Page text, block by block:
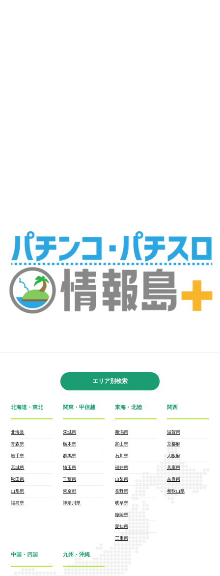
エリア別検索
北海道・東北
北海道
青森県
岩手県
宮城県
秋田県
山形県
福島県
関東・甲信越
茨城県
栃木県
群馬県
埼玉県
千葉県
東京都
神奈川県
東海・北陸
新潟県
富山県
石川県
福井県
山梨県
長野県
岐阜県
静岡県
愛知県
三重県
関西
滋賀県
京都府
大阪府
兵庫県
奈良県
和歌山県
中国・四国 九州・沖縄